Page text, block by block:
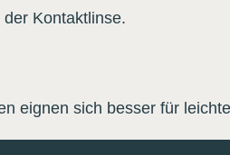
Kontaktlinse.
eignen sich besser für